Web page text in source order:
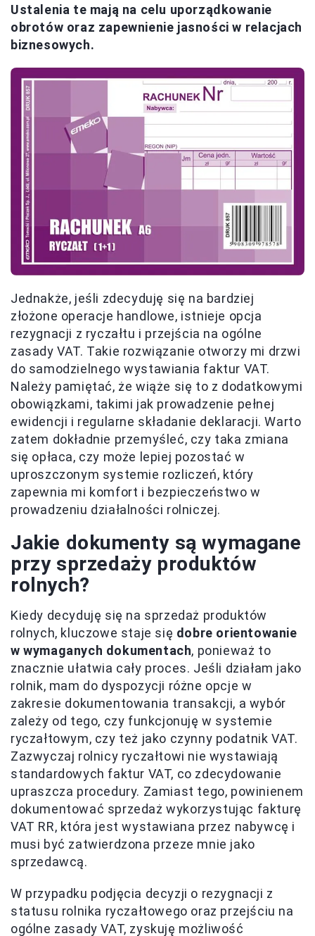
Ustalenia te mają na celu uporządkowanie
obrotów oraz zapewnienie jasności w relacjach
biznesowych.
Jednakże, jeśli zdecyduję się na bardziej
złożone operacje handlowe, istnieje opcja
rezygnacji z ryczałtu i przejścia na ogólne
zasady VAT. Takie rozwiązanie otworzy mi drzwi
do samodzielnego wystawiania faktur VAT.
Należy pamiętać, że wiąże się to z dodatkowymi
obowiązkami, takimi jak prowadzenie pełnej
ewidencji i regularne składanie deklaracji. Warto
zatem dokładnie przemyśleć, czy taka zmiana
się opłaca, czy może lepiej pozostać w
uproszczonym systemie rozliczeń, który
zapewnia mi komfort i bezpieczeństwo w
prowadzeniu działalności rolniczej.
Jakie dokumenty są wymagane
przy sprzedaży produktów
rolnych?
Kiedy decyduję się na sprzedaż produktów
rolnych, kluczowe staje się dobre orientowanie
w wymaganych dokumentach, ponieważ to
znacznie ułatwia cały proces. Jeśli działam jako
rolnik, mam do dyspozycji różne opcje w
zakresie dokumentowania transakcji, a wybór
zależy od tego, czy funkcjonuję w systemie
ryczałtowym, czy też jako czynny podatnik VAT.
Zazwyczaj rolnicy ryczałtowi nie wystawiają
standardowych faktur VAT, co zdecydowanie
upraszcza procedury. Zamiast tego, powinienem
dokumentować sprzedaż wykorzystując fakturę
VAT RR, która jest wystawiana przez nabywcę i
musi być zatwierdzona przeze mnie jako
sprzedawcą.
W przypadku podjęcia decyzji o rezygnacji z
statusu rolnika ryczałtowego oraz przejściu na
ogólne zasady VAT, zyskuję możliwość